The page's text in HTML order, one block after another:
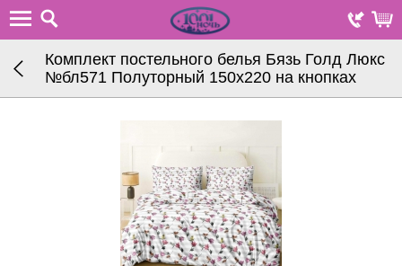
Комплект постельного белья Бязь Голд Люкс
№бл571 Полуторный 150х220 на кнопках